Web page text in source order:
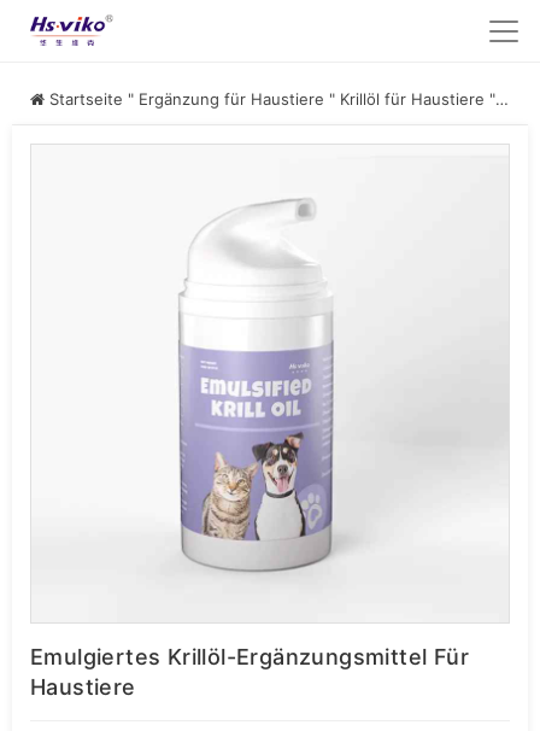
Startseite " Ergänzung für Haustiere " Krillöl für Haustiere "
Emulgiertes Krillöl-Ergänzungsmittel Für
Haustiere